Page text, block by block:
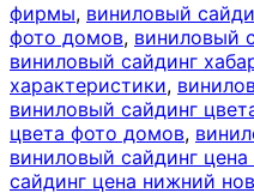
фирмы, виниловый
фото домов, виниловый
виниловый сайдинг
характеристики,
виниловый сайдинг
цвета фото домов,
виниловый сайдинг
сайдинг цена нижний